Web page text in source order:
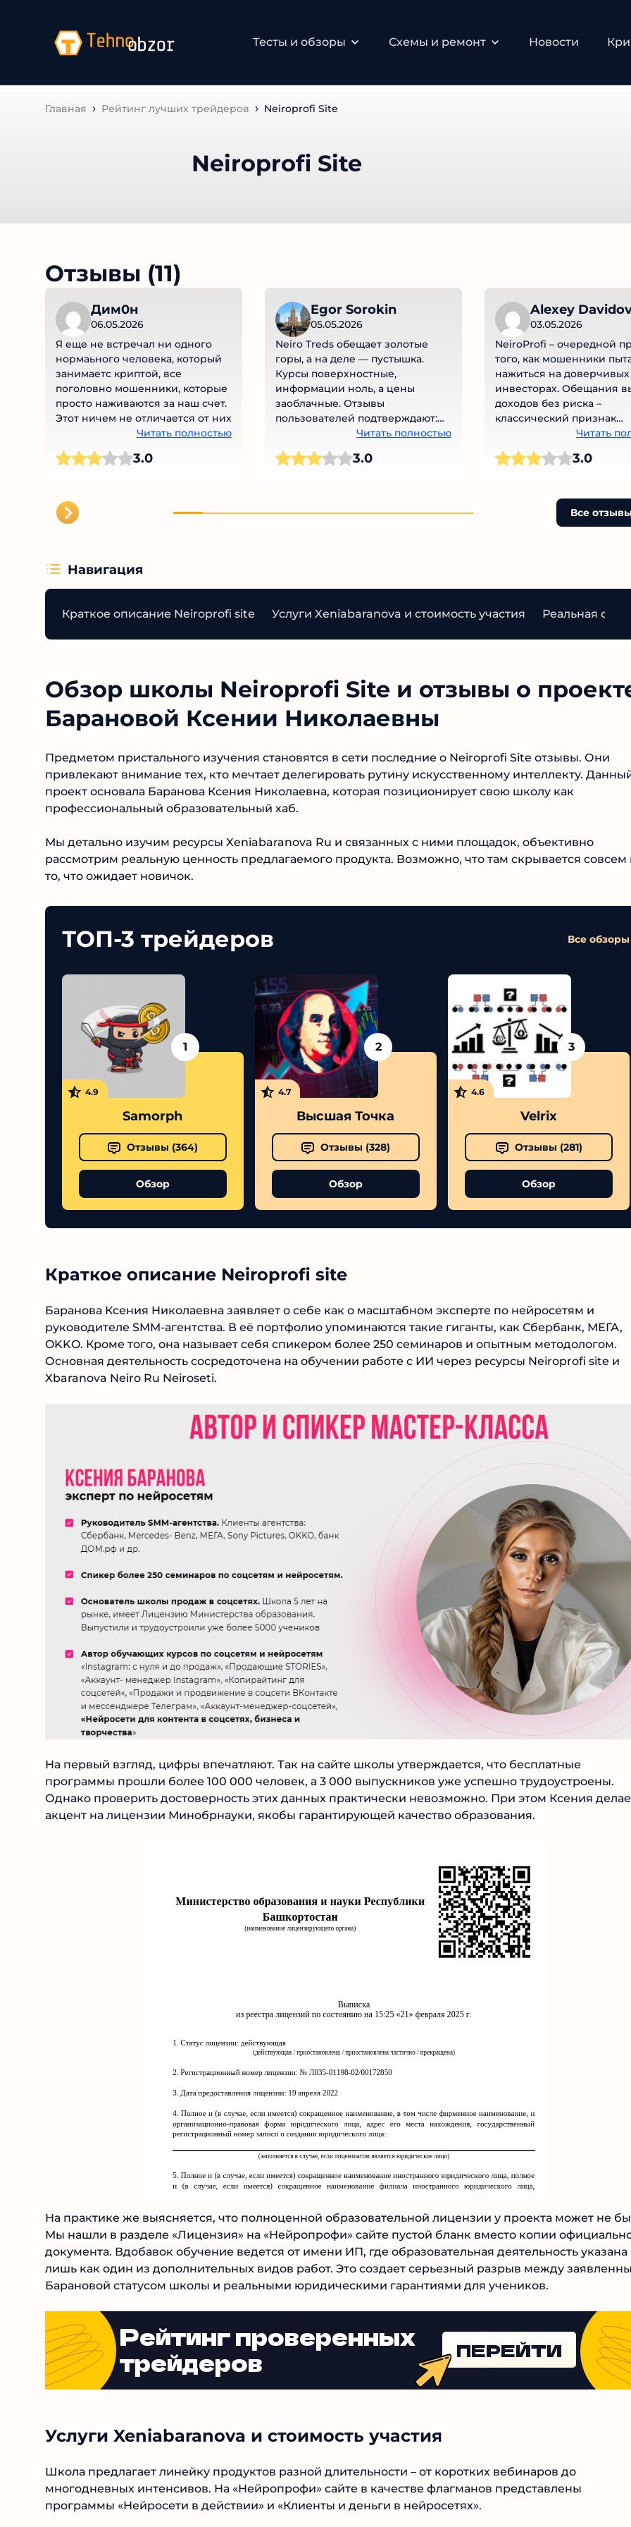
Тесты и обзоры Схемы и ремонт Новости
Главная Рейтинг лучших трейдеров Neiroprofi Site
Neiroprofi Site
Отзывы (11)
Дим0н
06.05.2026
Я еще не встречал ни одного
нормаьного человека, который
занимаетс криптой, все
поголовно мошенники, которые
просто наживаются за наш счет.
Этот ничем не отличается от них
Читать полностью
3.0
Egor Sorokin
05.05.2026
Neiro Treds обещает золотые
горы, а на деле — пустышка.
Курсы поверхностные,
информации ноль, а цены
заоблачные. Отзывы
пользователей подтверждают:
деньги на ветер. Подписчики в
соцсетях накручены, активности
никакой. Вместо реального
Читать полностью
3.0
Alexey Davidov
03.05.2026
NeiroProfi – очередной
того, как мошенники
нажиться на доверчивых
инвесторах. Обещания
доходов без риска –
классический признак
финансовой пирамиды.
Отсутствие
деятельности компании и
насторожить любого
здравомыслящего
Читать
3.0
Все отзывы
Навигация
Краткое описание Neiroprofi site Услуги Xeniabaranova и стоимость участия Реальная
Обзор школы Neiroprofi Site и отзывы о
Барановой Ксении Николаевны
Предметом пристального изучения становятся в сети последние о Neiroprofi Site отзывы. Они
привлекают внимание тех, кто мечтает делегировать рутину искусственному интеллекту. Данный
проект основала Баранова Ксения Николаевна, которая позиционирует свою школу как
профессиональный образовательный хаб.
Мы детально изучим ресурсы Xeniabaranova Ru и связанных с ними площадок, объективно
рассмотрим реальную ценность предлагаемого продукта. Возможно, что там скрывается совсем
не то, что ожидает новичок.
ТОП-3 трейдеров Все обзоры
1
4.9
Samorph
Отзывы ( 364)
Обзор
2
4.7
Высшая Точка
Отзывы ( 328)
Обзор
4.6
Velrix
Отзывы (281)
Обзор
Краткое описание Neiroprofi site
Баранова Ксения Николаевна заявляет о себе как о масштабном эксперте по нейросетям и
руководителе SMM-агентства. В её портфолио упоминаются такие гиганты, как Сбербанк, МЕГА,
OKKO. Кроме того, она называет себя спикером более 250 семинаров и опытным методологом.
Основная деятельность сосредоточена на обучении работе с ИИ через ресурсы Neiroprofi site и
Xbaranova Neiro Ru Neiroseti.
На первый взгляд, цифры впечатляют. Так на сайте школы утверждается, что бесплатные
программы прошли более 100 000 человек, а 3 000 выпускников уже успешно трудоустроены.
Однако проверить достоверность этих данных практически невозможно. При этом Ксения
акцент на лицензии Минобрнауки, якобы гарантирующей качество образования.
На практике же выясняется, что полноценной образовательной лицензии у проекта может не
быть. Мы нашли в разделе «Лицензия» на «Нейропрофи» сайте пустой бланк вместо копии
официального документа. Вдобавок обучение ведется от имени ИП, где образовательная
деятельность указана лишь как один из дополнительных видов работ. Это создает серьезный
разрыв между заявленным Барановой статусом школы и реальными юридическими гарантиями
Рейтинг проверенных
трейдеров
ПЕРЕЙТИ
Услуги Xeniabaranova и стоимость участия
Школа предлагает линейку продуктов разной длительности – от коротких вебинаров до
многодневных интенсивов. На «Нейропрофи» сайте в качестве флагманов представлены
№1 В РЕЙТИНГЕ
Samorph
Рекомендован
экспертами
: высокий ROI, честная
статистика и сотни довольных
клиентов.
Читать обзор